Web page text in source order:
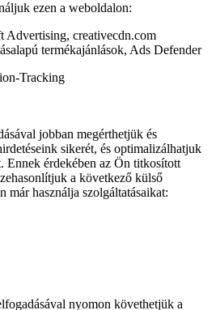
ezen a weboldalon:
Advertising, creativecdn.com
termékajánlások, Ads Defender
Tracking
jobban megérthetjük és
sikerét, és optimalizálhatjuk
Ennek érdekében az Ön titkosított
a következő külső
már használja szolgáltatásaikat:
nyomon követhetjük a